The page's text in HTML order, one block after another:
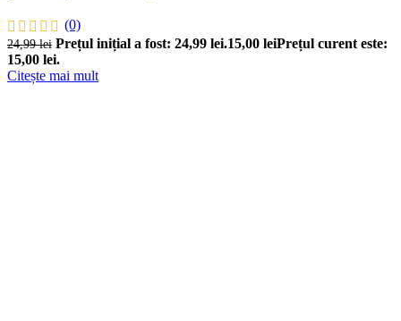
(0)
24,99lei Prețul inițial a fost: 24,99 lei.15,00 leiPrețul curent este:
15,00 lei.
Citește mai mult